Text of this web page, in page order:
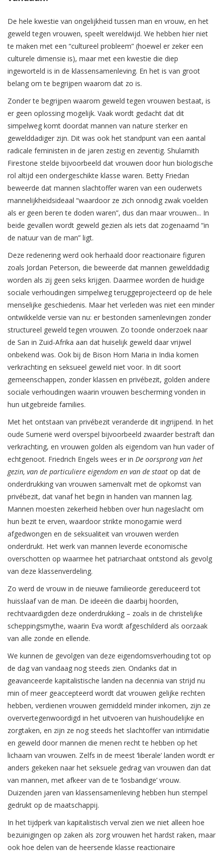
De hele kwestie van ongelijkheid tussen man en vrouw, en het
geweld tegen vrouwen, speelt wereldwijd. We hebben hier niet
te maken met een “cultureel probleem” (hoewel er zeker een
culturele dimensie is), maar met een kwestie die diep
ingeworteld is in de klassensamenleving. En het is van groot
belang om te begrijpen waarom dat zo is.
Zonder te begrijpen waarom geweld tegen vrouwen bestaat, is
er geen oplossing mogelijk. Vaak wordt gedacht dat dit
simpelweg komt doordat mannen van nature sterker en
gewelddadiger zijn. Dit was ook het standpunt van een aantal
radicale feministen in de jaren zestig en zeventig. Shulamith
Firestone stelde bijvoorbeeld dat vrouwen door hun biologische
rol altijd een ondergeschikte klasse waren. Betty Friedan
beweerde dat mannen slachtoffer waren van een ouderwets
mannelijkheidsideaal “waardoor ze zich onnodig zwak voelden
als er geen beren te doden waren”, dus dan maar vrouwen... In
beide gevallen wordt geweld gezien als iets dat zogenaamd “in
de natuur van de man” ligt.
Deze redenering werd ook herhaald door reactionaire figuren
zoals Jordan Peterson, die beweerde dat mannen gewelddadig
worden als zij geen seks krijgen. Daarmee worden de huidige
sociale verhoudingen simpelweg teruggeprojecteerd op de hele
menselijke geschiedenis. Maar het verleden was niet een minder
ontwikkelde versie van nu: er bestonden samenlevingen zonder
structureel geweld tegen vrouwen. Zo toonde onderzoek naar
de San in Zuid-Afrika aan dat huiselijk geweld daar vrijwel
onbekend was. Ook bij de Bison Horn Maria in India komen
verkrachting en seksueel geweld niet voor. In dit soort
gemeenschappen, zonder klassen en privébezit, golden andere
sociale verhoudingen waarin vrouwen bescherming vonden in
hun uitgebreide families.
Met het ontstaan van privébezit veranderde dit ingrijpend. In het
oude Sumerië werd overspel bijvoorbeeld zwaarder bestraft dan
verkrachting, en vrouwen golden als eigendom van hun vader of
echtgenoot. Friedrich Engels wees er in De oorsprong van het
gezin, van de particuliere eigendom en van de staat op dat de
onderdrukking van vrouwen samenvalt met de opkomst van
privébezit, dat vanaf het begin in handen van mannen lag.
Mannen moesten zekerheid hebben over hun nageslacht om
hun bezit te erven, waardoor strikte monogamie werd
afgedwongen en de seksualiteit van vrouwen werden
onderdrukt. Het werk van mannen leverde economische
overschotten op waarmee het patriarchaat ontstond als gevolg
van deze klassenverdeling.
Zo werd de vrouw in de nieuwe familieorde gereduceerd tot
huisslaaf van de man. De ideeën die daarbij hoorden,
rechtvaardigden deze onderdrukking – zoals in de christelijke
scheppingsmythe, waarin Eva wordt afgeschilderd als oorzaak
van alle zonde en ellende.
We kunnen de gevolgen van deze eigendomsverhouding tot op
de dag van vandaag nog steeds zien. Ondanks dat in
geavanceerde kapitalistische landen na decennia van strijd nu
min of meer geaccepteerd wordt dat vrouwen gelijke rechten
hebben, verdienen vrouwen gemiddeld minder inkomen, zijn ze
oververtegenwoordigd in het uitvoeren van huishoudelijke en
zorgtaken, en zijn ze nog steeds het slachtoffer van intimidatie
en geweld door mannen die menen recht te hebben op het
lichaam van vrouwen. Zelfs in de meest ‘liberale’ landen wordt er
anders gekeken naar het seksuele gedrag van vrouwen dan dat
van mannen, met afkeer van de te ‘losbandige’ vrouw.
Duizenden jaren van klassensamenleving hebben hun stempel
gedrukt op de maatschappij.
In het tijdperk van kapitalistisch verval zien we niet alleen hoe
bezuinigingen op zaken als zorg vrouwen het hardst raken, maar
ook hoe delen van de heersende klasse reactionaire